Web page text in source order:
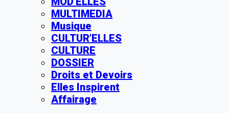
MULTIMEDIA
Musique
CULTUR’ELLES
CULTURE
DOSSIER
Droits et Devoirs
Elles Inspirent
Affairage